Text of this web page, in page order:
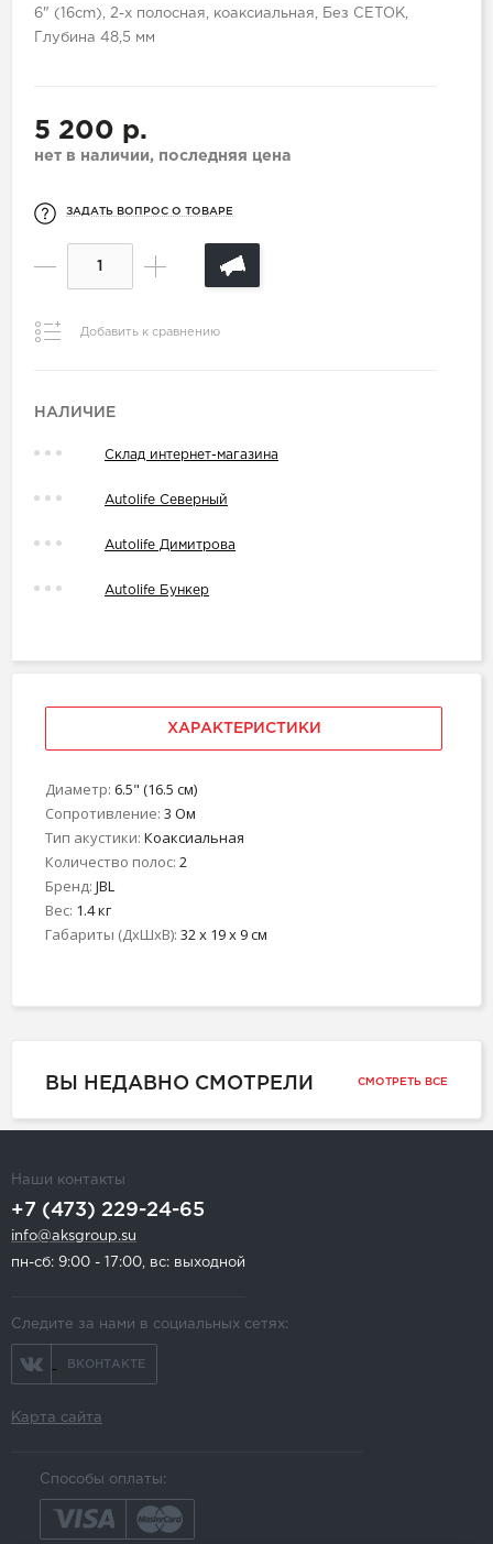
6" (16cm), 2-х полосная, коаксиальная, Без СЕТОК,
Глубина 48,5 мм
5 200 р.
нет в наличии, последняя цена
ЗАДАТЬ ВОПРОС О ТОВАРЕ
Добавить к сравнению
НАЛИЧИЕ
Склад интернет-магазина
Autolife Северный
Autolife Димитрова
Autolife Бункер
ХАРАКТЕРИСТИКИ
Диаметр: 6.5" (16.5 см)
Сопротивление: 3 Ом
Тип акустики: Коаксиальная
Количество полос: 2
Бренд: JBL
Вес: 1.4 кг
Габариты (ДхШхВ): 32 x 19 x 9 см
ВЫ НЕДАВНО СМОТРЕЛИ СМОТРЕТЬ ВСЕ
Наши контакты
+7 (473) 229-24-65
info@aksgroup.su
пн-сб: 9:00 - 17:00, вс: выходной
Следите за нами в социальных сетях:
ВКОНТАКТЕ
Карта сайта
Способы оплаты: